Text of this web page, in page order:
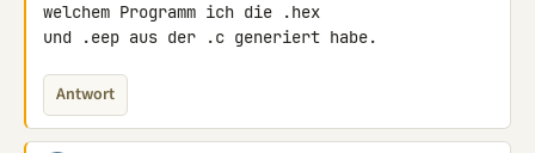
welchem Programm ich die .hex
und .eep aus der .c generiert habe.
Antwort